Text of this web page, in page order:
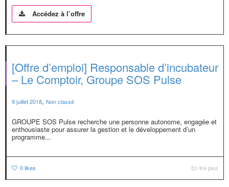
Accédez à l’offre
[Offre d’emploi] Responsable d’incubateur
– Le Comptoir, Groupe SOS Pulse
9 juillet 2018, Non classé
GROUPE SOS Pulse recherche une personne autonome, engagée et
enthousiaste pour assurer la gestion et le développement d’un
programme...
0likes En lire plus